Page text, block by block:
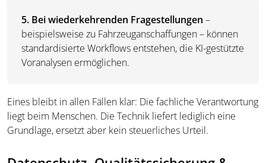
5. Bei wiederkehrenden Fragestellungen –
beispielsweise zu Fahrzeuganschaffungen – können
standardisierte Workflows entstehen, die KI-gestützte
Voranalysen ermöglichen.
Eines bleibt in allen Fällen klar: Die fachliche Verantwortung
liegt beim Menschen. Die Technik liefert lediglich eine
Grundlage, ersetzt aber kein steuerliches Urteil.